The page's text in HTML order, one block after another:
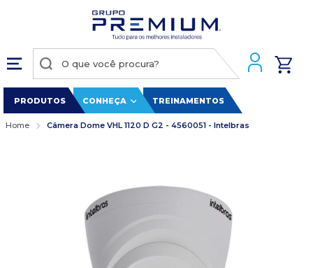
PRODUTOS CONHEÇA TREINAMENTOS
Home Câmera Dome VHL 1120 D G2 - 4560051 - Intelbras